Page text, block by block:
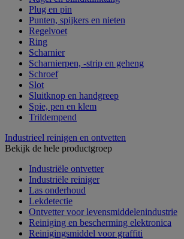
Plug en pin
Punten, spijkers en nieten
Regelvoet
Ring
Scharnier
Scharnierpen, -strip en geheng
Schroef
Slot
Sluitknop en handgreep
Spie, pen en klem
Trildempend
Industrieel reinigen en ontvetten
Bekijk de hele productgroep
Industriële ontvetter
Industriële reiniger
Las onderhoud
Lekdetectie
Ontvetter voor levensmiddelenindustrie
Reiniging en bescherming elektronica
Reinigingsmiddel voor graffiti